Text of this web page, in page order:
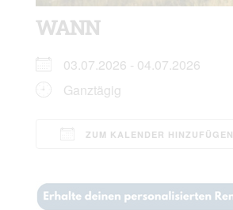
WANN
03.07.2026 - 04.07.2026
Ganztägig
ZUM KALENDER HINZUFÜGEN